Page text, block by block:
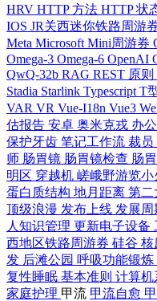
HRV HTTP 方法 HTTP 状
IOS JR关西迷你铁路周游
Meta Microsoft Mini周游券
Omega-3 Omega-6 OpenAI
QwQ-32b RAG REST 原则
Stadia Starlink Typescript T
VAR VR Vue-I18n Vue3
估报告 安卓 奥米克戎 办
保护牙齿 笔记工作流 裁员
师 肠胃镜 肠胃镜检查 肠
明区 穿越机 嵯峨野游览小
蛋白质结构 地月距离 第二
顶级浪漫 发布上线 发展周
人知识管理 更新电子设备
西地区铁路周游券 硅谷 核
发 后滩公园 呼吸功能锻炼
复性睡眠 基本准则 计算机
家庭护理 甲流 甲流自愈